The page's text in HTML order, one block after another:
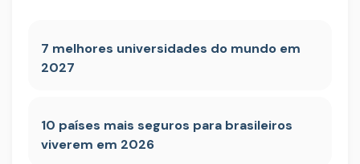
7 melhores universidades do mundo em
2027
10 países mais seguros para brasileiros
viverem em 2026